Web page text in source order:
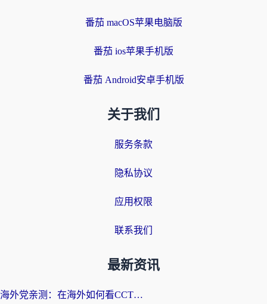
番茄 macOS苹果电脑版
番茄 ios苹果手机版
番茄 Android安卓手机版
关于我们
服务条款
隐私协议
应用权限
联系我们
最新资讯
海外党亲测：在海外如何看CCTV？告别“仅限大陆播放”的实用指南